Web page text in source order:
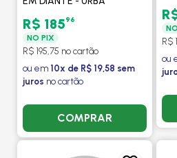
R$ 18596
NO PIX
R$ 195,75 no cartão
ou em 10x de R$ 19,58 sem
juros no cartão
COMPRAR
R$
ou